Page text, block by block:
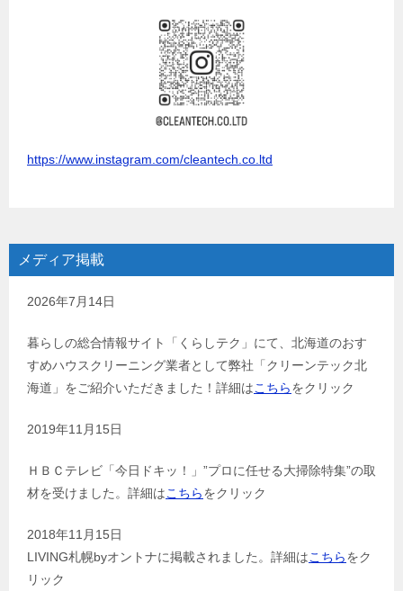
https://www.instagram.com/cleantech.co.ltd
メディア掲載
2026年7月14日
暮らしの総合情報サイト「くらしテク」にて、北海道のおす
すめハウスクリーニング業者として弊社「クリーンテック北
海道」をご紹介いただきました！詳細はこちらをクリック
2019年11月15日
ＨＢＣテレビ「今日ドキッ！」”プロに任せる大掃除特集”の取
材を受けました。詳細はこちらをクリック
2018年11月15日
LIVING札幌byオントナに掲載されました。詳細はこちらをク
リック